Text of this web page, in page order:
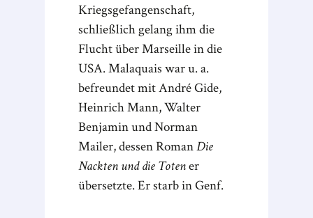
Kriegsgefangenschaft,
schließlich gelang ihm die
Flucht über Marseille in die
USA. Malaquais war u. a.
befreundet mit André Gide,
Heinrich Mann, Walter
Benjamin und Norman
Mailer, dessen RomanDie
Nackten und die Totener
übersetzte. Er starb in Genf.